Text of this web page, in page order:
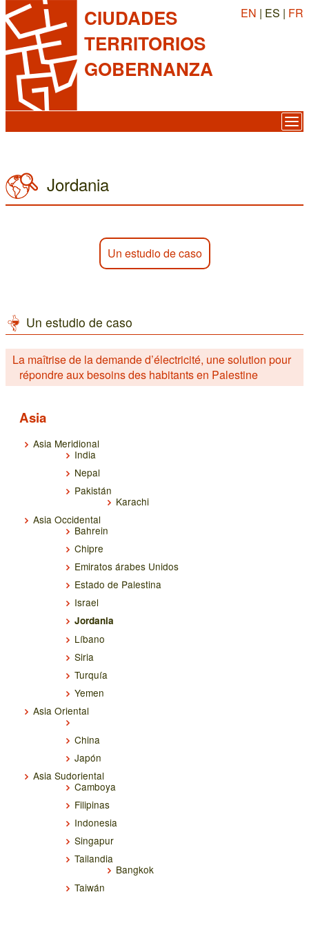
CIUDADES
TERRITORIOS
GOBERNANZA
EN | ES | FR
Jordania
Un estudio de caso
Un estudio de caso
La maîtrise de la demande d’électricité, une solution pour
répondre aux besoins des habitants en Palestine
Asia
Asia Meridional
India
Nepal
Pakistán
Karachi
Asia Occidental
Bahrein
Chipre
Emiratos árabes Unidos
Estado de Palestina
Israel
Jordania
Líbano
Siria
Turquía
Yemen
Asia Oriental
China
Japón
Asia Sudoriental
Camboya
Filipinas
Indonesia
Singapur
Tailandia
Bangkok
Taiwán